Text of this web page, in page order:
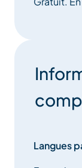
Langues